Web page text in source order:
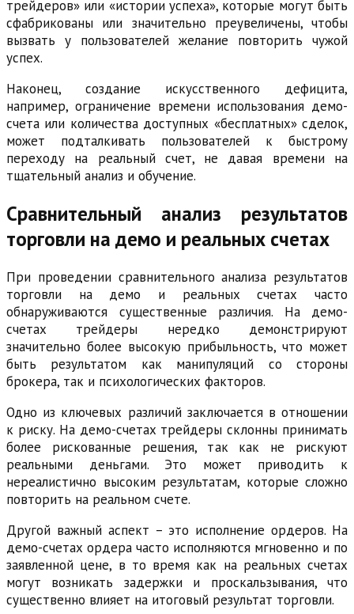
трейдеров» или «истории успеха», которые могут быть
сфабрикованы или значительно преувеличены, чтобы
вызвать у пользователей желание повторить чужой
успех.
Наконец, создание искусственного дефицита,
например, ограничение времени использования демо-
счета или количества доступных «бесплатных» сделок,
может подталкивать пользователей к быстрому
переходу на реальный счет, не давая времени на
тщательный анализ и обучение.
Сравнительный анализ результатов
торговли на демо и реальных счетах
При проведении сравнительного анализа результатов
торговли на демо и реальных счетах часто
обнаруживаются существенные различия. На демо-
счетах трейдеры нередко демонстрируют
значительно более высокую прибыльность, что может
быть результатом как манипуляций со стороны
брокера, так и психологических факторов.
Одно из ключевых различий заключается в отношении
к риску. На демо-счетах трейдеры склонны принимать
более рискованные решения, так как не рискуют
реальными деньгами. Это может приводить к
нереалистично высоким результатам, которые сложно
повторить на реальном счете.
Другой важный аспект – это исполнение ордеров. На
демо-счетах ордера часто исполняются мгновенно и по
заявленной цене, в то время как на реальных счетах
могут возникать задержки и проскальзывания, что
существенно влияет на итоговый результат торговли.